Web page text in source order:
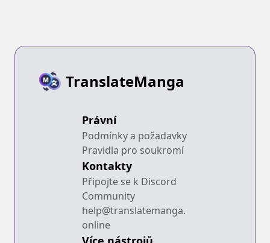
TranslateManga
Právní
Podmínky a požadavky
Pravidla pro soukromí
Kontakty
Připojte se k Discord
Community
help@translatemanga.
online